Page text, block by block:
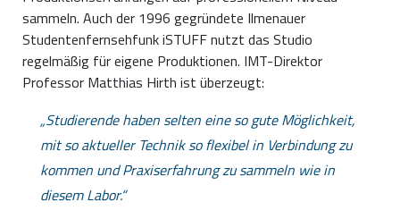
sammeln. Auch der 1996 gegründete Ilmenauer
Studentenfernsehfunk iSTUFF nutzt das Studio
regelmäßig für eigene Produktionen. IMT-Direktor
Professor Matthias Hirth ist überzeugt:
Studierende haben selten eine so gute Möglichkeit,
mit so aktueller Technik so flexibel in Verbindung zu
kommen und Praxiserfahrung zu sammeln wie in
diesem Labor.